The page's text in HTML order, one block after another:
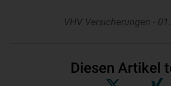
VHV Versicherungen -
Diesen Artikel